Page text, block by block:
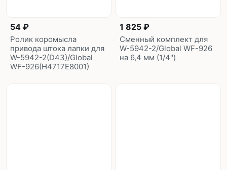
54 ₽
Ролик коромысла
привода штока лапки для
W-5942-2(D43)/Global
WF-926(H4717E8001)
1 825 ₽
Сменный комплект для
W-5942-2/Global WF-926
на 6,4 мм (1/4")